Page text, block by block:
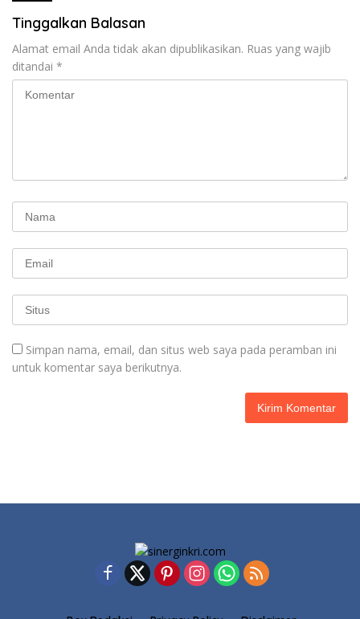
Tinggalkan Balasan
Alamat email Anda tidak akan dipublikasikan. Ruas yang wajib
ditandai *
Simpan nama, email, dan situs web saya pada peramban ini
untuk komentar saya berikutnya.